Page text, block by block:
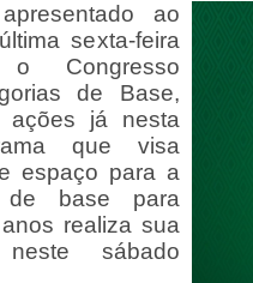
ao
sexta-feira
o Congresso
de Base,
ações já nesta
que visa
espaço para a
base para
realiza sua
sábado